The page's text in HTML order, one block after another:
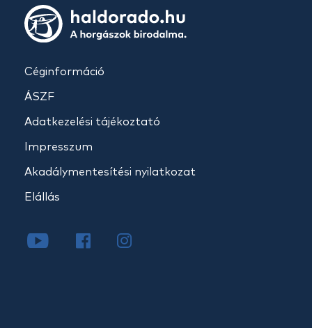
Céginformáció
ÁSZF
Adatkezelési tájékoztató
Impresszum
Akadálymentesítési nyilatkozat
Elállás